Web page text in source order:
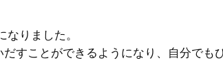
りました。
すことができるようになり、自分でも